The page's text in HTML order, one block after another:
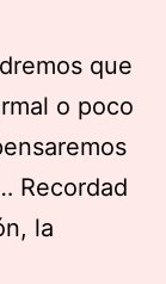
que
o poco
Recordad
la